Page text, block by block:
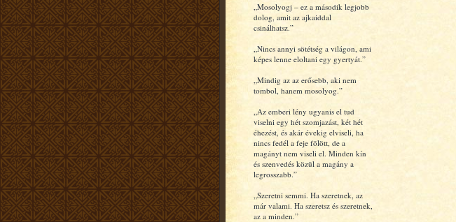
„Mosolyogj – ez a második legjobb
dolog, amit az ajkaiddal
csinálhatsz.”
„Nincs annyi sötétség a világon, ami
képes lenne eloltani egy gyertyát.”
„Mindig az az erősebb, aki nem
tombol, hanem mosolyog.”
„Az emberi lény ugyanis el tud
viselni egy hét szomjazást, két hét
éhezést, és akár évekig elviseli, ha
nincs fedél a feje fölött, de a
magányt nem viseli el. Minden kín
és szenvedés közül a magány a
legrosszabb.”
„Szeretni semmi. Ha szeretnek, az
már valami. Ha szeretsz és szeretnek,
az a minden.”